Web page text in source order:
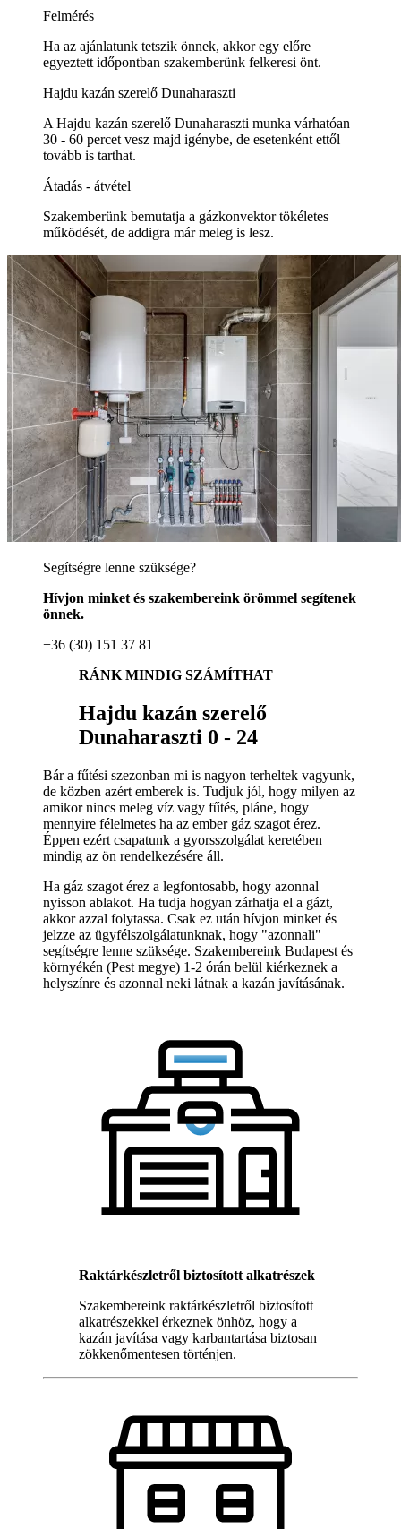
Felmérés
Ha az ajánlatunk tetszik önnek, akkor egy előre
egyeztett időpontban szakemberünk felkeresi önt.
Hajdu kazán szerelő Dunaharaszti
A Hajdu kazán szerelő Dunaharaszti munka várhatóan
30 - 60 percet vesz majd igénybe, de esetenként ettől
tovább is tarthat.
Átadás - átvétel
Szakemberünk bemutatja a gázkonvektor tökéletes
működését, de addigra már meleg is lesz.
Segítségre lenne szüksége?
Hívjon minket és szakembereink örömmel segítenek
önnek.
+36 (30) 151 37 81
RÁNK MINDIG SZÁMÍTHAT
Hajdu kazán szerelő
Dunaharaszti 0 - 24
Bár a fűtési szezonban mi is nagyon terheltek vagyunk,
de közben azért emberek is. Tudjuk jól, hogy milyen az
amikor nincs meleg víz vagy fűtés, pláne, hogy
mennyire félelmetes ha az ember gáz szagot érez.
Éppen ezért csapatunk a gyorsszolgálat keretében
mindig az ön rendelkezésére áll.
Ha gáz szagot érez a legfontosabb, hogy azonnal
nyisson ablakot. Ha tudja hogyan zárhatja el a gázt,
akkor azzal folytassa. Csak ez után hívjon minket és
jelzze az ügyfélszolgálatunknak, hogy "azonnali"
segítségre lenne szüksége. Szakembereink Budapest és
környékén (Pest megye) 1-2 órán belül kiérkeznek a
helyszínre és azonnal neki látnak a kazán javításának.
Raktárkészletről biztosított alkatrészek
Szakembereink raktárkészletről biztosított
alkatrészekkel érkeznek önhöz, hogy a
kazán javítása vagy karbantartása biztosan
zökkenőmentesen történjen.